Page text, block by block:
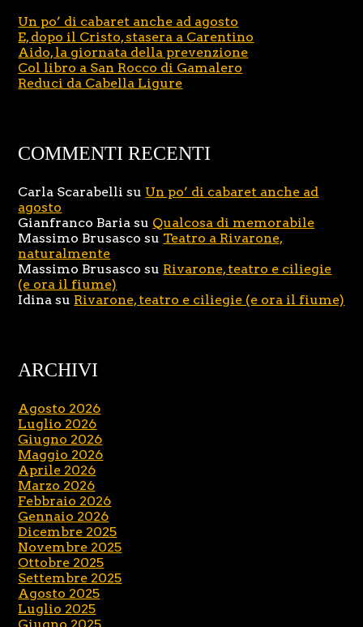
Un po’ di cabaret anche ad agosto
E, dopo il Cristo, stasera a Carentino
Aido, la giornata della prevenzione
Col libro a San Rocco di Gamalero
Reduci da Cabella Ligure
COMMENTI RECENTI
Carla Scarabelli su Un po’ di cabaret anche ad
agosto
Gianfranco Baria su Qualcosa di memorabile
Massimo Brusasco su Teatro a Rivarone,
naturalmente
Massimo Brusasco su Rivarone, teatro e ciliegie
(e ora il fiume)
Idina su Rivarone, teatro e ciliegie (e ora il fiume)
ARCHIVI
Agosto 2026
Luglio 2026
Giugno 2026
Maggio 2026
Aprile 2026
Marzo 2026
Febbraio 2026
Gennaio 2026
Dicembre 2025
Novembre 2025
Ottobre 2025
Settembre 2025
Agosto 2025
Luglio 2025